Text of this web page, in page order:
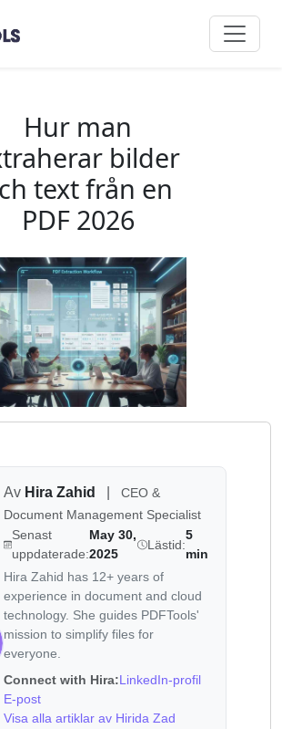
Hur man
bilder
text från en
PDF 2026
Av Hira Zahid
CEO &
Document Management Specialist
Senast
uppdaterade:
May 30,
2025
Lästid:
5
min
Hira Zahid has 12+ years of
experience in document and cloud
technology. She guides PDFTools'
mission to simplify files for
everyone.
Connect with Hira:LinkedIn-profil
E-post
Visa alla artiklar av Hirida Zad